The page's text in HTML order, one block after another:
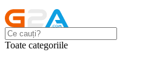
Toate categoriile